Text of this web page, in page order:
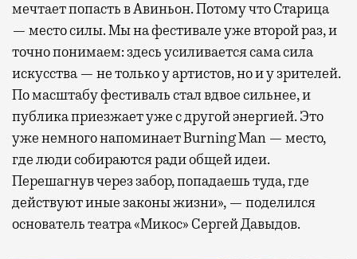
мечтает попасть в Авиньон. Потому что Старица
— место силы. Мы на фестивале уже второй раз, и
точно понимаем: здесь усиливается сама сила
искусства — не только у артистов, но и у зрителей.
По масштабу фестиваль стал вдвое сильнее, и
публика приезжает уже с другой энергией. Это
уже немного напоминает Burning Man — место,
где люди собираются ради общей идеи.
Перешагнув через забор, попадаешь туда, где
действуют иные законы жизни», — поделился
основатель театра «Микос» Сергей Давыдов.